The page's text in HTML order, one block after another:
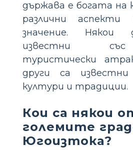
държава е богата на
различни
значение. Някои
известни
туристически
други са
култури и традиции.
Кои са някои
големите
Югоизтока?